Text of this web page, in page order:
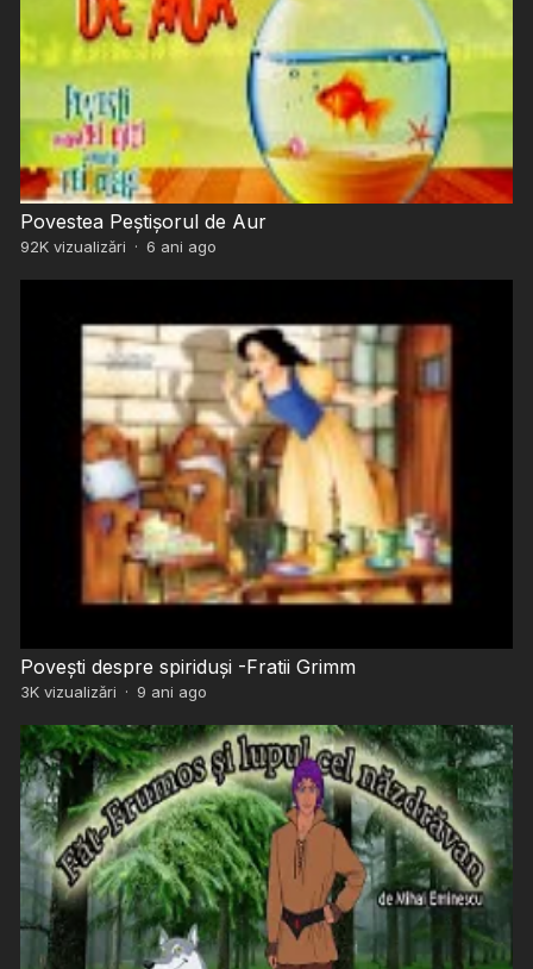
Povestea Peștișorul de Aur
92Kvizualizări · 6 ani ago
Povești despre spiriduși -Fratii Grimm
3Kvizualizări · 9 ani ago